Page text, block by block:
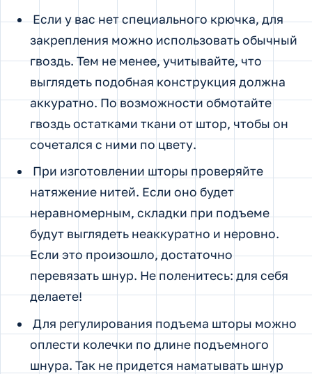
Если у вас нет специального крючка, для
закрепления можно использовать обычный
гвоздь. Тем не менее, учитывайте, что
выглядеть подобная конструкция должна
аккуратно. По возможности обмотайте
гвоздь остатками ткани от штор, чтобы он
сочетался с ними по цвету.
При изготовлении шторы проверяйте
натяжение нитей. Если оно будет
неравномерным, складки при подъеме
будут выглядеть неаккуратно и неровно.
Если это произошло, достаточно
перевязать шнур. Не поленитесь: для себя
делаете!
Для регулирования подъема шторы можно
оплести колечки по длине подъемного
шнура. Так не придется наматывать шнур